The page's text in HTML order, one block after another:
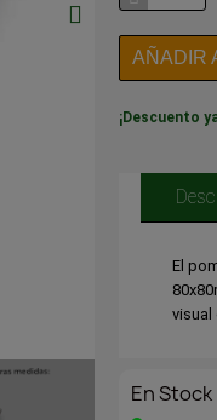
AÑADIR
¡Descuento
El
visual
En